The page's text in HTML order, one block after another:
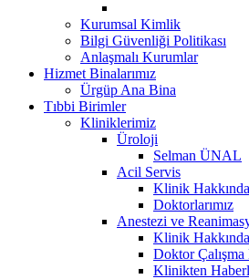
Kurumsal Kimlik
Bilgi Güvenliği Politikası
Anlaşmalı Kurumlar
Hizmet Binalarımız
Ürgüp Ana Bina
Tıbbi Birimler
Kliniklerimiz
Üroloji
Selman ÜNAL
Acil Servis
Klinik Hakkında
Doktorlarımız
Anestezi ve
Klinik Hakkında
Doktor Çalışma
Klinikten